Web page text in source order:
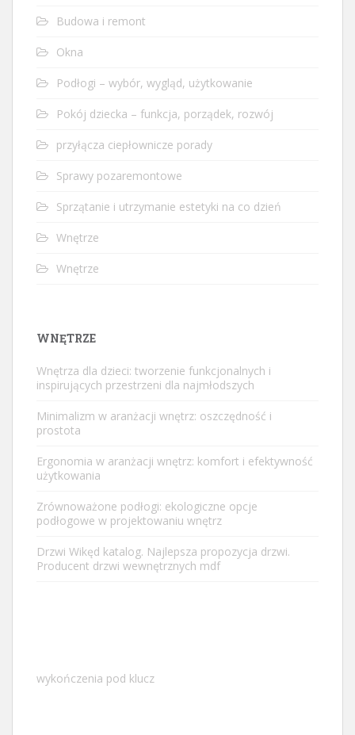
Budowa i remont
Okna
Podłogi – wybór, wygląd, użytkowanie
Pokój dziecka – funkcja, porządek, rozwój
przyłącza ciepłownicze porady
Sprawy pozaremontowe
Sprzątanie i utrzymanie estetyki na co dzień
Wnętrze
Wnętrze
WNĘTRZE
Wnętrza dla dzieci: tworzenie funkcjonalnych i
inspirujących przestrzeni dla najmłodszych
Minimalizm w aranżacji wnętrz: oszczędność i
prostota
Ergonomia w aranżacji wnętrz: komfort i efektywność
użytkowania
Zrównoważone podłogi: ekologiczne opcje
podłogowe w projektowaniu wnętrz
Drzwi Wikęd katalog. Najlepsza propozycja drzwi.
Producent drzwi wewnętrznych mdf
wykończenia pod klucz